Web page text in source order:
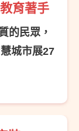
育著手
的民眾，
城市展27